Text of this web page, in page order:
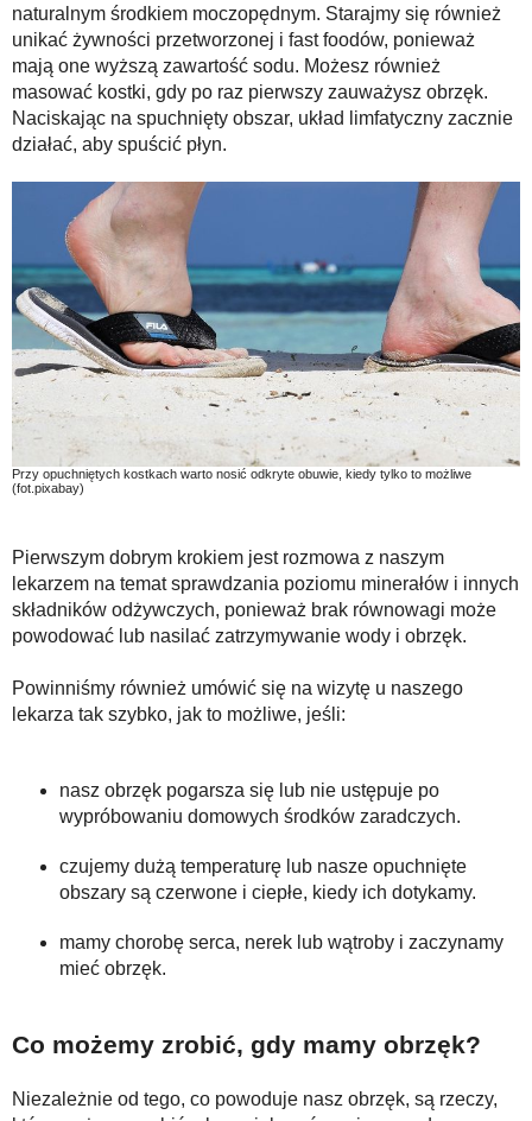
naturalnym środkiem moczopędnym. Starajmy się również
unikać żywności przetworzonej i fast foodów, ponieważ
mają one wyższą zawartość sodu. Możesz również
masować kostki, gdy po raz pierwszy zauważysz obrzęk.
Naciskając na spuchnięty obszar, układ limfatyczny zacznie
działać, aby spuścić płyn.
Przy opuchniętych kostkach warto nosić odkryte obuwie, kiedy tylko to możliwe
(fot.pixabay)
Pierwszym dobrym krokiem jest rozmowa z naszym
lekarzem na temat sprawdzania poziomu minerałów i innych
składników odżywczych, ponieważ brak równowagi może
powodować lub nasilać zatrzymywanie wody i obrzęk.
Powinniśmy również umówić się na wizytę u naszego
lekarza tak szybko, jak to możliwe, jeśli:
nasz obrzęk pogarsza się lub nie ustępuje po
wypróbowaniu domowych środków zaradczych.
czujemy dużą temperaturę lub nasze opuchnięte
obszary są czerwone i ciepłe, kiedy ich dotykamy.
mamy chorobę serca, nerek lub wątroby i zaczynamy
mieć obrzęk.
Co możemy zrobić, gdy mamy obrzęk?
Niezależnie od tego, co powoduje nasz obrzęk, są rzeczy,